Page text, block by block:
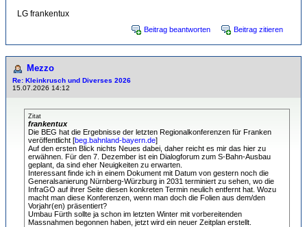
LG frankentux
Beitrag beantworten Beitrag zitieren
Mezzo
Re: Kleinkrusch und Diverses 2026
15.07.2026 14:12
Zitat
frankentux
Die BEG hat die Ergebnisse der letzten Regionalkonferenzen für Franken
veröffentlicht [beg.bahnland-bayern.de]
Auf den ersten Blick nichts Neues dabei, daher reicht es mir das hier zu
erwähnen. Für den 7. Dezember ist ein Dialogforum zum S-Bahn-Ausbau
geplant, da sind eher Neuigkeiten zu erwarten.
Interessant finde ich in einem Dokument mit Datum von gestern noch die
Generalsanierung Nürnberg-Würzburg in 2031 terminiert zu sehen, wo die
InfraGO auf ihrer Seite diesen konkreten Termin neulich entfernt hat. Wozu
macht man diese Konferenzen, wenn man doch die Folien aus dem/den
Vorjahr(en) präsentiert?
Umbau Fürth sollte ja schon im letzten Winter mit vorbereitenden
Massnahmen begonnen haben, jetzt wird ein neuer Zeitplan erstellt.